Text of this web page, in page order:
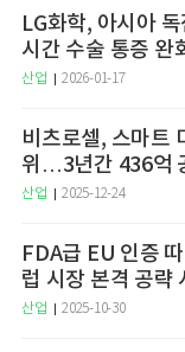
LG화학, 아시아
시간 수술 통증 완
산업 2026-01-17
비츠로셀, 스마트
위…3년간 436억
산업 2025-12-24
FDA급 EU 인증
럽 시장 본격 공략
산업 2025-10-30